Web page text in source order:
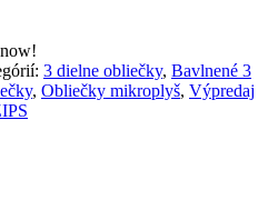
3 dielne obliečky, Bavlnené 3
, Obliečky mikroplyš, Výpredaj